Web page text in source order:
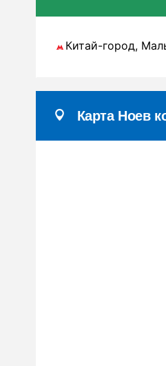
Китай-город,
Карта Ноев